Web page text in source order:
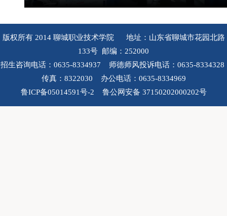
版权所有 2014 聊城职业技术学院 地址：山东省聊城市花园北路
133号 邮编：252000
招生咨询电话：0635-8334937 师德师风投诉电话：0635-8334328
传真：8322030 办公电话：0635-8334969
鲁ICP备05014591号-2 鲁公网安备 37150202000202号